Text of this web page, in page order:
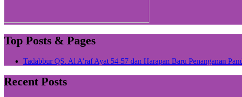
Top Posts & Pages
Tadabbur QS. Al A'raf Ayat 54-57 dan Harapan Baru Penanganan
Recent Posts